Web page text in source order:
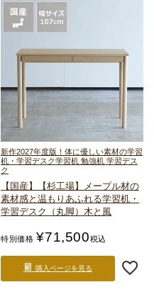
新作2027年度版！ 体に優しい素材の学習
机・学習デスク学習机 勉強机 学習デス
ク
【国産】【杉工場】メープル材の
素材感と温もりあふれる学習机・
学習デスク（丸脚） 木と風
特別価格 ¥71,500税込
購入ページを見る